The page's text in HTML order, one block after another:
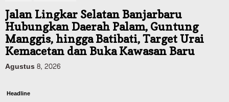
Jalan Lingkar Selatan Banjarbaru
Hubungkan Daerah Palam, Guntung
Manggis, hingga Batibati, Target Urai
Kemacetan dan Buka Kawasan Baru
Agustus 8, 2026
Headline